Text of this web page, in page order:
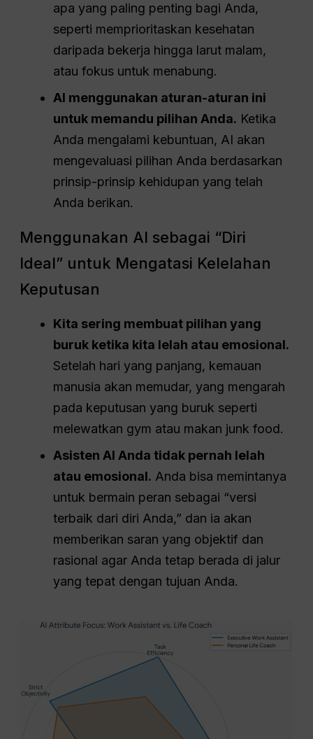
apa yang paling penting bagi Anda,
seperti memprioritaskan kesehatan
daripada bekerja hingga larut malam,
atau fokus untuk menabung.
AI menggunakan aturan-aturan ini
untuk memandu pilihan Anda. Ketika
Anda mengalami kebuntuan, AI akan
mengevaluasi pilihan Anda berdasarkan
prinsip-prinsip kehidupan yang telah
Anda berikan.
Menggunakan AI sebagai “Diri
Ideal” untuk Mengatasi Kelelahan
Keputusan
Kita sering membuat pilihan yang
buruk ketika kita lelah atau emosional.
Setelah hari yang panjang, kemauan
manusia akan memudar, yang mengarah
pada keputusan yang buruk seperti
melewatkan gym atau makan junk food.
Asisten AI Anda tidak pernah lelah
atau emosional. Anda bisa memintanya
untuk bermain peran sebagai “versi
terbaik dari diri Anda,” dan ia akan
memberikan saran yang objektif dan
rasional agar Anda tetap berada di jalur
yang tepat dengan tujuan Anda.